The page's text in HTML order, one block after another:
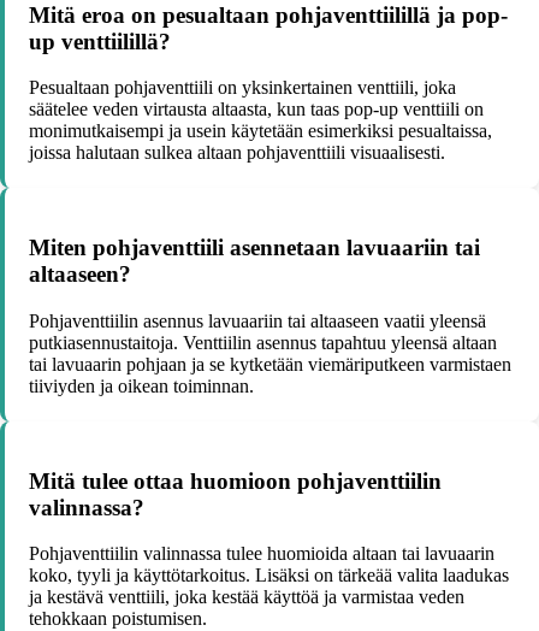
Mitä eroa on pesualtaan pohjaventtiilillä ja pop-
up venttiilillä?
Pesualtaan pohjaventtiili on yksinkertainen venttiili, joka
säätelee veden virtausta altaasta, kun taas pop-up venttiili on
monimutkaisempi ja usein käytetään esimerkiksi pesualtaissa,
joissa halutaan sulkea altaan pohjaventtiili visuaalisesti.
Miten pohjaventtiili asennetaan lavuaariin tai
altaaseen?
Pohjaventtiilin asennus lavuaariin tai altaaseen vaatii yleensä
putkiasennustaitoja. Venttiilin asennus tapahtuu yleensä altaan
tai lavuaarin pohjaan ja se kytketään viemäriputkeen varmistaen
tiiviyden ja oikean toiminnan.
Mitä tulee ottaa huomioon pohjaventtiilin
valinnassa?
Pohjaventtiilin valinnassa tulee huomioida altaan tai lavuaarin
koko, tyyli ja käyttötarkoitus. Lisäksi on tärkeää valita laadukas
ja kestävä venttiili, joka kestää käyttöä ja varmistaa veden
tehokkaan poistumisen.